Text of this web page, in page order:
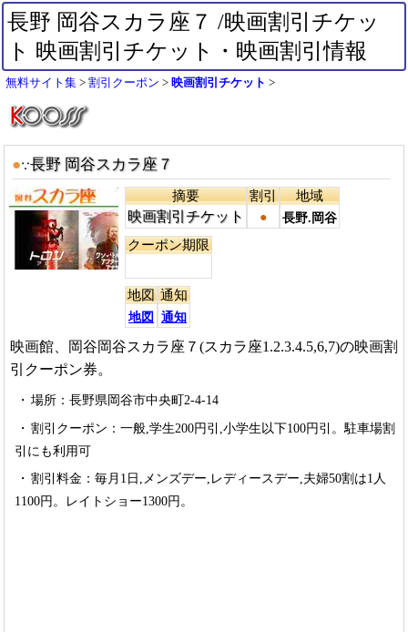
長野 岡谷スカラ座７ /映画割引チケッ
ト 映画割引チケット・映画割引情報
無料サイト集 割引クーポン 映画割引チケット
●∵長野 岡谷スカラ座７
摘要
映画割引チケット
割引
●
地域
長野.岡谷
クーポン期限
地図
地図
通知
通知
映画館、岡谷岡谷スカラ座７(スカラ座1.2.3.4.5,6,7)の映画割
引クーポン券。
場所：長野県岡谷市中央町2-4-14
割引クーポン：一般,学生200円引,小学生以下100円引。駐車場割
引にも利用可
割引料金：毎月1日,メンズデー,レディースデー,夫婦50割は1人
1100円。レイトショー1300円。